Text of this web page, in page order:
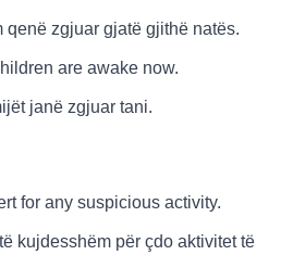
qenë zgjuar gjatë gjithë natës.
are awake now.
janë zgjuar tani.
for any suspicious activity.
kujdesshëm për çdo aktivitet të